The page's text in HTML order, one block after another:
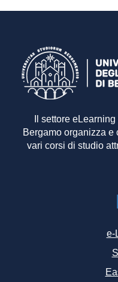
Il settore
Bergamo organizza
vari corsi di studio
e-